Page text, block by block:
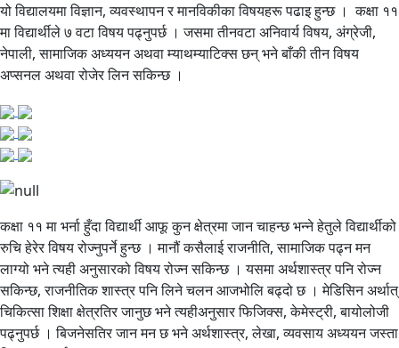
यो विद्यालयमा विज्ञान, व्यवस्थापन र मानविकीका विषयहरू पढाइ हुन्छ । कक्षा ११
मा विद्यार्थीले ७ वटा विषय पढ्नुपर्छ । जसमा तीनवटा अनिवार्य विषय, अंग्रेजी,
नेपाली, सामाजिक अध्ययन अथवा म्याथम्याटिक्स छन् भने बाँकी तीन विषय
अप्सनल अथवा रोजेर लिन सकिन्छ ।
कक्षा ११ मा भर्ना हुँदा विद्यार्थी आफू कुन क्षेत्रमा जान चाहन्छ भन्ने हेतुले विद्यार्थीको
रुचि हेरेर विषय रोज्नुपर्ने हुन्छ । मानौं कसैलाई राजनीति, सामाजिक पढ्न मन
लाग्यो भने त्यही अनुसारको विषय रोज्न सकिन्छ । यसमा अर्थशास्त्र पनि रोज्न
सकिन्छ, राजनीतिक शास्त्र पनि लिने चलन आजभोलि बढ्दो छ । मेडिसिन अर्थात्
चिकित्सा शिक्षा क्षेत्रतिर जानुछ भने त्यहीअनुसार फिजिक्स, केमेस्ट्री, बायोलोजी
पढ्नुपर्छ । बिजनेसतिर जान मन छ भने अर्थशास्त्र, लेखा, व्यवसाय अध्ययन जस्ता